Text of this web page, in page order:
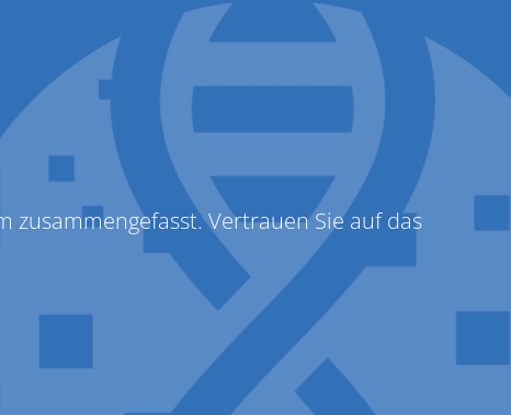
LabConnect
Vertrauen Sie auf das